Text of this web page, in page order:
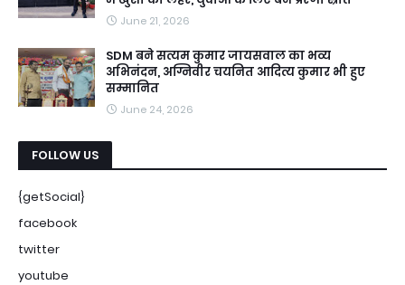
June 21, 2026
SDM बने सत्यम कुमार जायसवाल का भव्य
अभिनंदन, अग्निवीर चयनित आदित्य कुमार भी हुए
सम्मानित
June 24, 2026
FOLLOW US
{getSocial}
facebook
twitter
youtube